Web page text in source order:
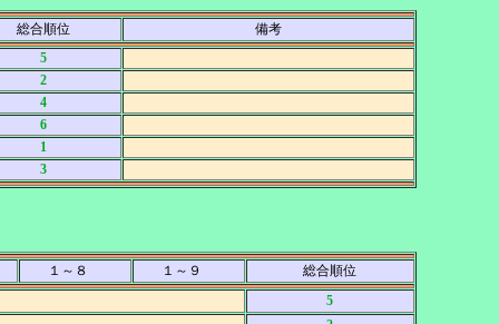
総合順位
備考
5
2
4
6
1
3
１～８ １～９
総合順位
5